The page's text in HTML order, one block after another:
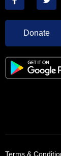
Donate
Terms &